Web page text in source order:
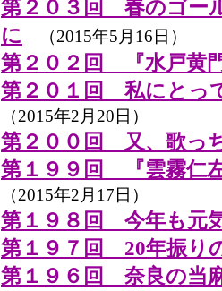
第２０３回 春のゴー
に （2015年5月16日）
第２０２回 『水戸黄
第２０１回 私にとっ
（2015年2月20日）
第２００回 又、歌っ
第１９９回 『雲霧仁
（2015年2月17日）
第１９８回 今年も元
第１９７回 20年振り
第１９６回 奈良の当